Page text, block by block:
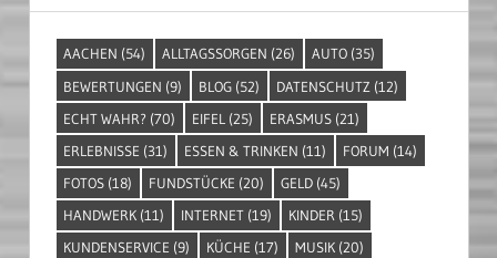
AACHEN (54) ALLTAGSSORGEN (26) AUTO (35)
BEWERTUNGEN (9) BLOG (52) DATENSCHUTZ (12)
ECHT WAHR? (70) EIFEL (25) ERASMUS (21)
ERLEBNISSE (31) ESSEN & TRINKEN (11) FORUM (14)
FOTOS (18) FUNDSTÜCKE (20) GELD (45)
HANDWERK (11) INTERNET (19) KINDER (15)
KUNDENSERVICE (9) KÜCHE (17) MUSIK (20)